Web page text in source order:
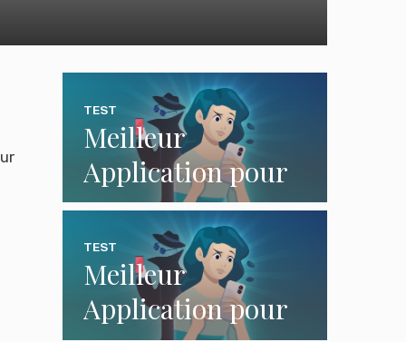
Meilleur
Application pour
Surveiller un
Téléphone pour le
Contrôle Parental
TEST
Meilleur
Application pour
TEST